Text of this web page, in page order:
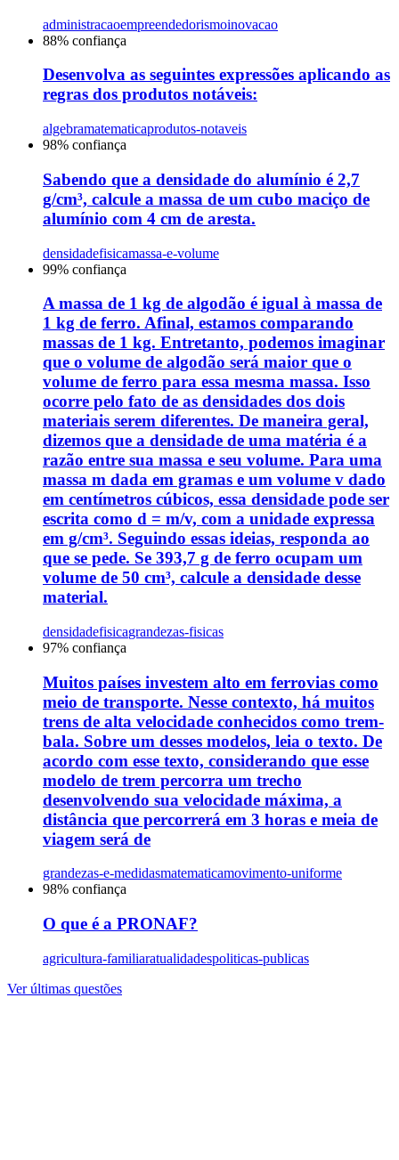
administracaoempreendedorismoinovacao
88% confiança
Desenvolva as seguintes expressões aplicando as
regras dos produtos notáveis:
algebramatematicaprodutos-notaveis
98% confiança
Sabendo que a densidade do alumínio é 2,7
g/cm³, calcule a massa de um cubo maciço de
alumínio com 4 cm de aresta.
densidadefisicamassa-e-volume
99% confiança
A massa de 1 kg de algodão é igual à massa de
1 kg de ferro. Afinal, estamos comparando
massas de 1 kg. Entretanto, podemos imaginar
que o volume de algodão será maior que o
volume de ferro para essa mesma massa. Isso
ocorre pelo fato de as densidades dos dois
materiais serem diferentes. De maneira geral,
dizemos que a densidade de uma matéria é a
razão entre sua massa e seu volume. Para uma
massa m dada em gramas e um volume v dado
em centímetros cúbicos, essa densidade pode ser
escrita como d = m/v, com a unidade expressa
em g/cm³. Seguindo essas ideias, responda ao
que se pede. Se 393,7 g de ferro ocupam um
volume de 50 cm³, calcule a densidade desse
material.
densidadefisicagrandezas-fisicas
97% confiança
Muitos países investem alto em ferrovias como
meio de transporte. Nesse contexto, há muitos
trens de alta velocidade conhecidos como trem-
bala. Sobre um desses modelos, leia o texto. De
acordo com esse texto, considerando que esse
modelo de trem percorra um trecho
desenvolvendo sua velocidade máxima, a
distância que percorrerá em 3 horas e meia de
viagem será de
grandezas-e-medidasmatematicamovimento-uniforme
98% confiança
O que é a PRONAF?
agricultura-familiaratualidadespoliticas-publicas
Ver últimas questões